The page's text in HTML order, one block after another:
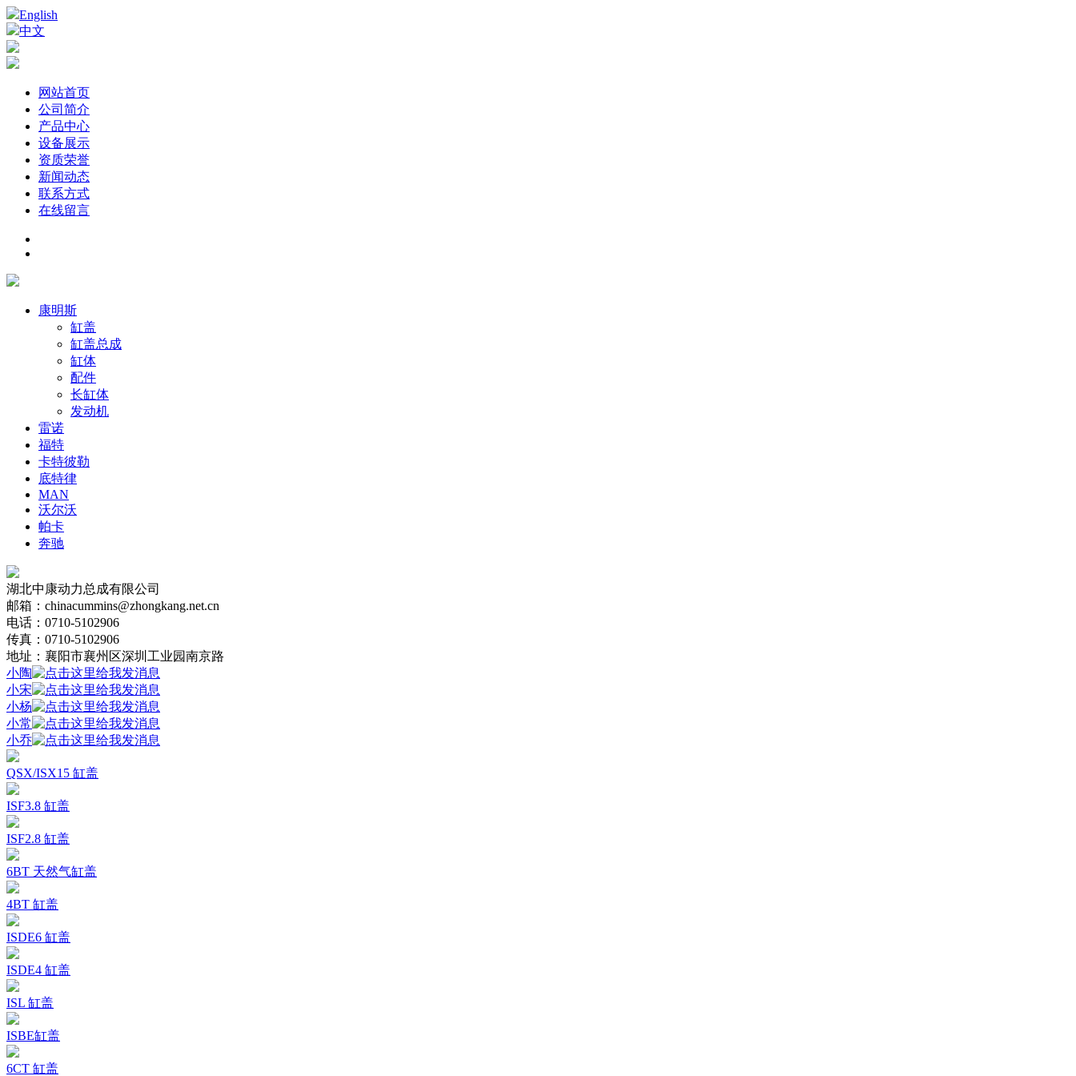
English
中文
网站首页
公司简介
产品中心
设备展示
资质荣誉
新闻动态
联系方式
在线留言
康明斯
缸盖
缸盖总成
缸体
配件
长缸体
发动机
雷诺
福特
卡特彼勒
底特律
MAN
沃尔沃
帕卡
奔驰
湖北中康动力总成有限公司
邮箱：chinacummins@zhongkang.net.cn
电话：0710-5102906
传真：0710-5102906
地址：襄阳市襄州区深圳工业园南京路
小陶
小宋
小杨
小常
小乔
QSX/ISX15 缸盖
ISF3.8 缸盖
ISF2.8 缸盖
6BT 天然气缸盖
4BT 缸盖
ISDE6 缸盖
ISDE4 缸盖
ISL 缸盖
ISBE缸盖
6CT 缸盖